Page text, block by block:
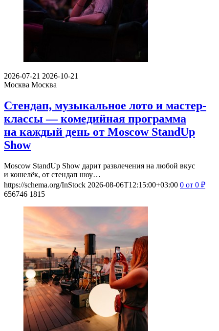
2026-07-21 2026-10-21
Москва Москва
Стендап, музыкальное лото и мастер-
классы — комедийная программа
на каждый день от Moscow StandUp
Show
Moscow StandUp Show дарит развлечения на любой вкус
и кошелёк, от стендап шоу…
https://schema.org/InStock 2026-08-06T12:15:00+03:00 0 от 0 ₽
656746 1815